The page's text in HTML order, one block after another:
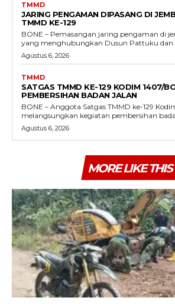
TMMD
JARING PENGAMAN DIPASANG DI
TMMD KE-129
BONE – Pemasangan jaring pengaman di
yang menghubungkan Dusun Pattuku dan
Agustus 6, 2026
TMMD
SATGAS TMMD KE-129 KODIM 1407/
PEMBERSIHAN BADAN JALAN
BONE – Anggota Satgas TMMD ke-129
melangsungkan kegiatan pembersihan
Agustus 6, 2026
MORE LIKE THIS